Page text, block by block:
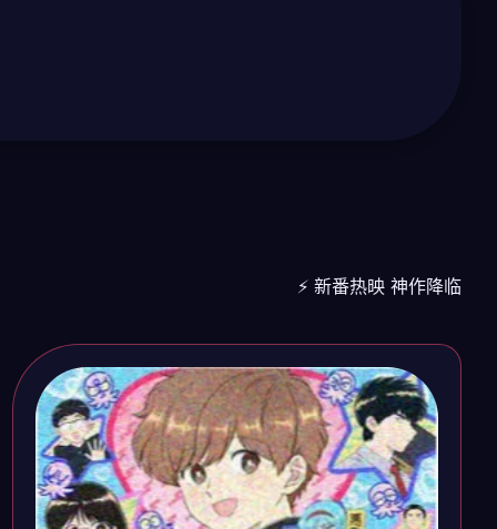
⚡ 新番热映 神作降临